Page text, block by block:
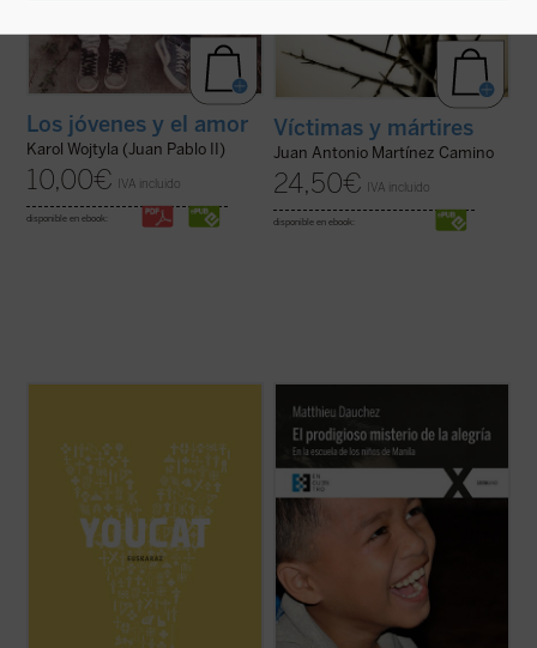
Los jóvenes y el amor
Karol Wojtyla (Juan Pablo II)
10,00€ IVA incluido
disponible en ebook:
Víctimas y mártires
Juan Antonio Martínez Camino
24,50€ IVA incluido
disponible en ebook:
batekin, osatu lantaldeak eta sareak,
trukatu iritziak Interneten. Bai,
ezinbestekoa da zuek zuen gurasoen
belaunaldia baino ...
(ver ficha)
francés afincado en Filipinas, convive
desde hace más de 20 años con los niños
de la calle en Manila. En el segundo de sus
de un extraordinario descubrimiento: ...(ver
ficha)